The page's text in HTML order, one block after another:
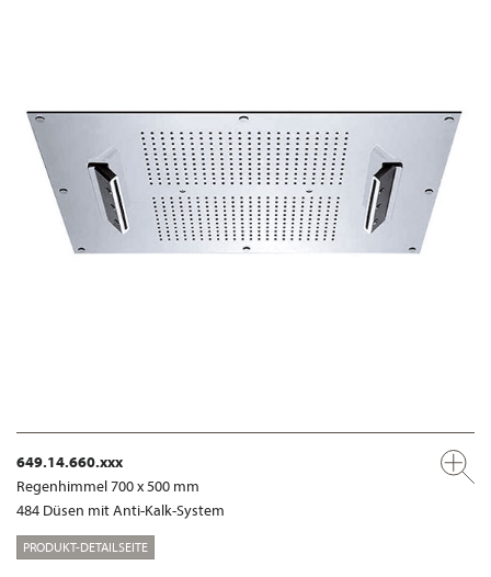
649.14.660.xxx
Regenhimmel 700 x 500 mm
484 Düsen mit Anti-Kalk-System
PRODUKT-DETAILSEITE